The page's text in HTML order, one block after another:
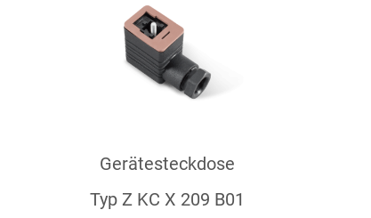
Gerätesteckdose
Typ Z KC X 209 B01